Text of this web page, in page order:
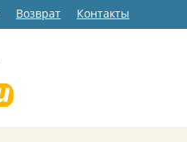
Возврат Контакты